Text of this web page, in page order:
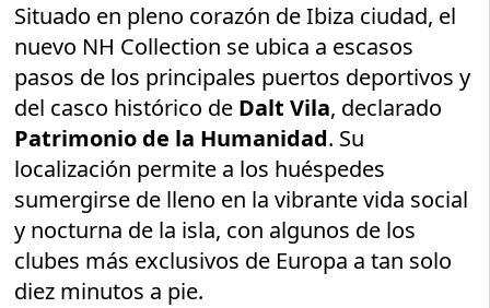
Situado en pleno corazón de Ibiza ciudad, el
nuevo NH Collection se ubica a escasos
pasos de los principales puertos deportivos y
del casco histórico de Dalt Vila, declarado
Patrimonio de la Humanidad. Su
localización permite a los huéspedes
sumergirse de lleno en la vibrante vida social
y nocturna de la isla, con algunos de los
clubes más exclusivos de Europa a tan solo
diez minutos a pie.